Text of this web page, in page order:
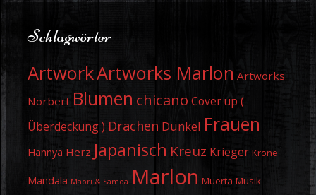
Schlagwörter
ArtworkArtworks Marlon Artworks
Norbert Blumen chicano Cover up (
Überdeckung ) Drachen Dunkel Frauen
Hannya Herz Japanisch Kreuz Krieger Krone
Mandala Maori & Samoa Marlon Muerta Musik